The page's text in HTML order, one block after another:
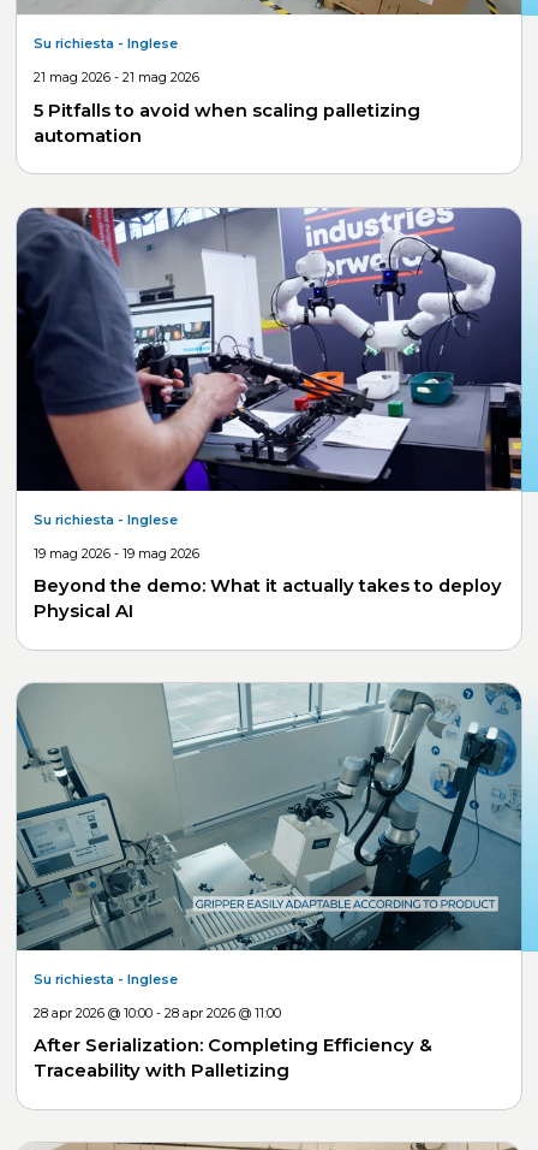
Su richiesta - Inglese
21 mag 2026 - 21 mag 2026
5 Pitfalls to avoid when scaling palletizing
automation
Su richiesta - Inglese
19 mag 2026 - 19 mag 2026
Beyond the demo: What it actually takes to deploy
Physical AI
Su richiesta - Inglese
28 apr 2026 @ 10:00 - 28 apr 2026 @ 11:00
After Serialization: Completing Efficiency &
Traceability with Palletizing